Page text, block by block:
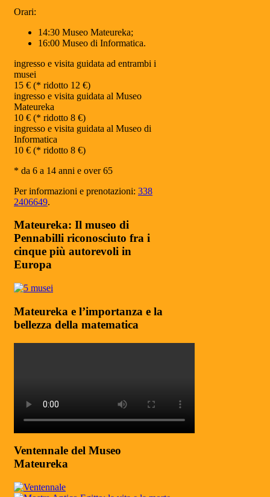
Orari:
14:30 Museo Mateureka;
16:00 Museo di Informatica.
ingresso e visita guidata ad entrambi i
musei
15 € (* ridotto 12 €)
ingresso e visita guidata al Museo
Mateureka
10 € (* ridotto 8 €)
ingresso e visita guidata al Museo di
Informatica
10 € (* ridotto 8 €)
* da 6 a 14 anni e over 65
Per informazioni e prenotazioni: 338
2406649.
Mateureka: Il museo di
Pennabilli riconosciuto fra i
cinque più autorevoli in
Europa
Mateureka e l’importanza e la
bellezza della matematica
Ventennale del Museo
Mateureka